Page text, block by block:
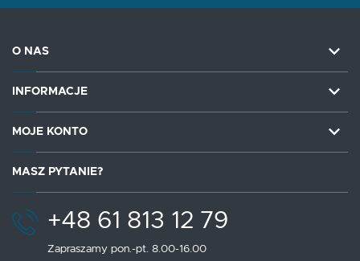
O NAS
INFORMACJE
MOJE KONTO
MASZ PYTANIE?
+48 61 813 12 79
Zapraszamy pon.-pt. 8.00-16.00